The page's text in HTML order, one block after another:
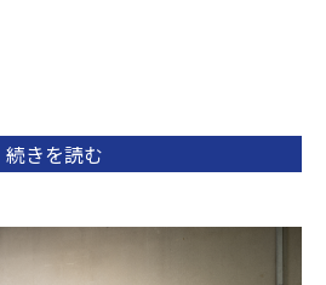
続きを読む